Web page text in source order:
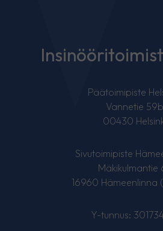
Päätoimipiste
Vannetie 59b
00430
Sivutoimipiste
Mäkikulmantie
16960 Hämeenlinna
Y-tunnus: